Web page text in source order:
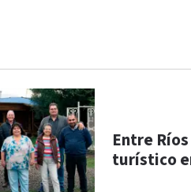
Entre
turístico